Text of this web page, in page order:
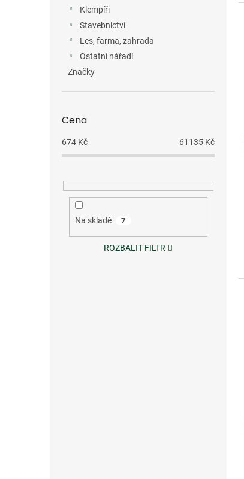
Klempíři
Stavebnictví
Les, farma, zahrada
Ostatní nářadí
Značky
Cena
674 Kč 61135 Kč
Na skladě 7
ROZBALIT FILTR